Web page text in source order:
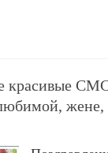
красивые